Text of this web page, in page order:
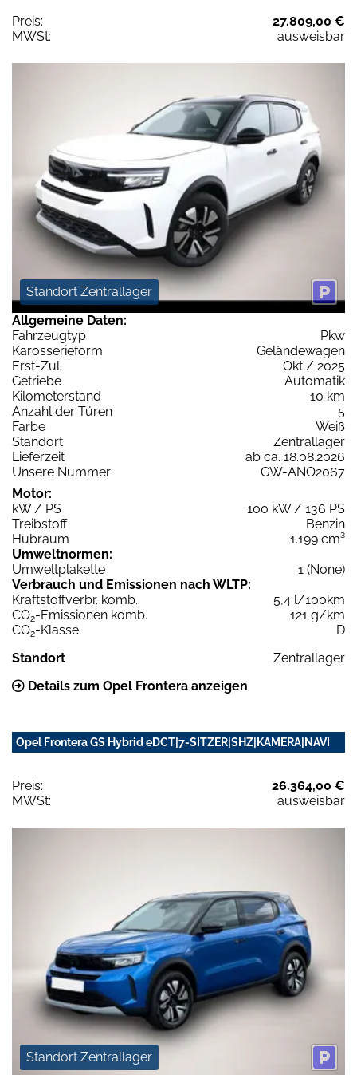
Preis:
27.809,00 €
MWSt:
ausweisbar
Standort Zentrallager
Allgemeine Daten:
Fahrzeugtyp
Pkw
Karosserieform
Geländewagen
Erst-Zul.
Okt / 2025
Getriebe
Automatik
Kilometerstand
10 km
Anzahl der Türen
5
Farbe
Weiß
Standort
Zentrallager
Lieferzeit
ab ca. 18.08.2026
Unsere Nummer
GW-ANO2067
Motor:
kW / PS
100 kW / 136 PS
Treibstoff
Benzin
Hubraum
1.199 cm³
Umweltnormen:
Umweltplakette
1 (None)
Verbrauch und Emissionen nach WLTP:
Kraftstoffverbr. komb.
5,4 l/100km
CO2-Emissionen komb.
121 g/km
CO2-Klasse
D
Standort
Zentrallager
Details zum Opel Frontera anzeigen
Opel Frontera GS Hybrid eDCT|7-SITZER|SHZ|KAMERA|NAVI
Preis:
26.364,00 €
MWSt:
ausweisbar
Standort Zentrallager